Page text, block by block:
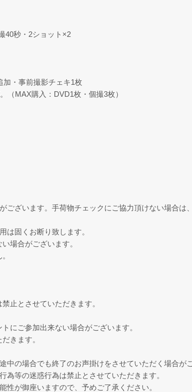
40秒・2ショット×2
加・事前撮影チェキ1枚
（MAX購入：DVD1枚・個撮3枚）
ざいます。手荷物チェックにご協力頂けない場合は
は固くお断り致します。
場合がございます。
止とさせていただきます。
にご参加出来ない場合がございます。
きます。
の場合でも終了のお声掛けをさせていただく場合が
等の迷惑行為は禁止とさせていただきます。
が御座いますので、予めご了承ください。